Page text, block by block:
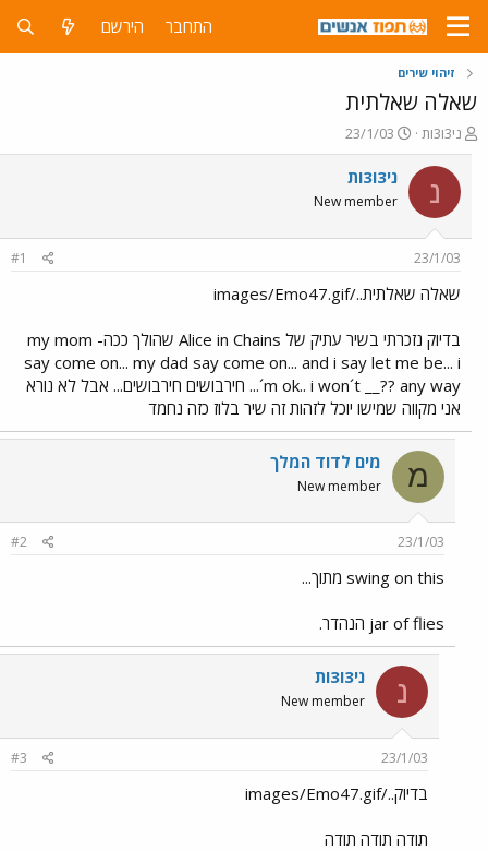
התחבר הירשם
זיהוי שירים
שאלה שאלתית
פ
ו
ת
ח
ה
ש
א
ני3ו3ות
פ
ו
ר
ם
ר
23/1/03
נ ני3ו3ות
New member
23/1/03
#1
שאלה שאלתית../images/Emo47.gif
בדיוק נזכרתי בשיר עתיק של Alice in Chains שהולך ככה- my mom
say come on... my dad say come on... and i say let me be... i
´m ok.. i won´t __?? any way... חירבושים חירבושים... אבל לא נורא
אני מקווה שמישו יוכל לזהות זה שיר בלוז כזה נחמד
מ מים לדוד המלך
New member
23/1/03
#2
swing on this מתוך...
jar of flies הנהדר.
נ ני3ו3ות
New member
23/1/03
#3
בדיוק../images/Emo47.gif
תודה תודה תודה